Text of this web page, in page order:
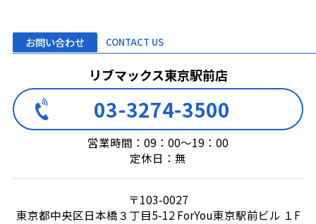
お問い合わせ CONTACT US
リブマックス東京駅前店
03-3274-3500
営業時間：09：00～19：00
定休日：無
〒103-0027
東京都中央区日本橋３丁目5-12 ForYou東京駅前ビル １F